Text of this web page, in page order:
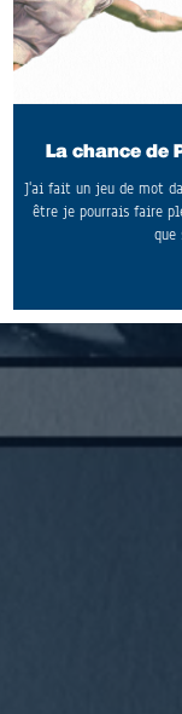
La chance de
J'ai fait un jeu de mot
être je pourrais faire
que